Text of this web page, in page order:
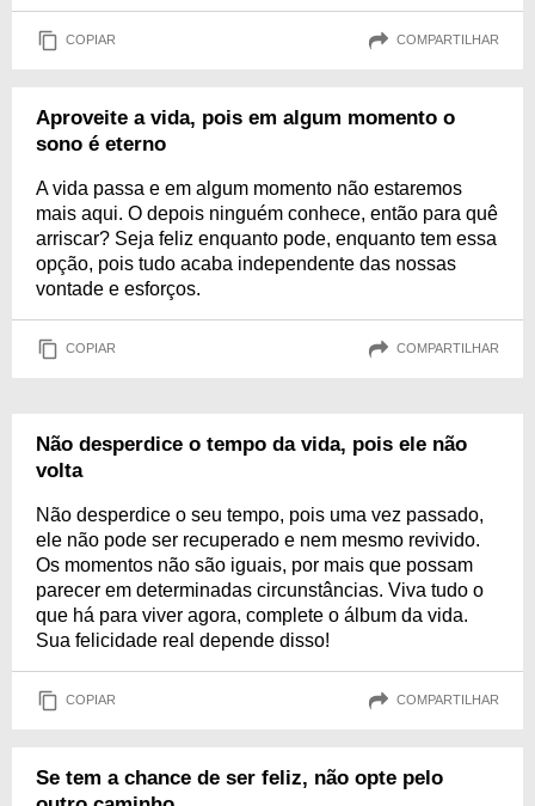
COPIAR COMPARTILHAR
Aproveite a vida, pois em algum momento o
sono é eterno
A vida passa e em algum momento não estaremos
mais aqui. O depois ninguém conhece, então para quê
arriscar? Seja feliz enquanto pode, enquanto tem essa
opção, pois tudo acaba independente das nossas
vontade e esforços.
COPIAR COMPARTILHAR
Não desperdice o tempo da vida, pois ele não
volta
Não desperdice o seu tempo, pois uma vez passado,
ele não pode ser recuperado e nem mesmo revivido.
Os momentos não são iguais, por mais que possam
parecer em determinadas circunstâncias. Viva tudo o
que há para viver agora, complete o álbum da vida.
Sua felicidade real depende disso!
COPIAR COMPARTILHAR
Se tem a chance de ser feliz, não opte pelo